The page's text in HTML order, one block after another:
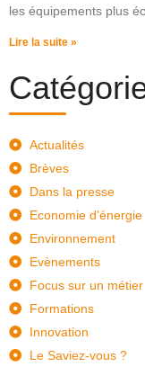
les équipements plus
Lire la suite »
Actualités
Brèves
Dans la presse
Economie d'énergie
Environnement
Evènements
Focus sur un métier
Formations
Innovation
Le Saviez-vous ?